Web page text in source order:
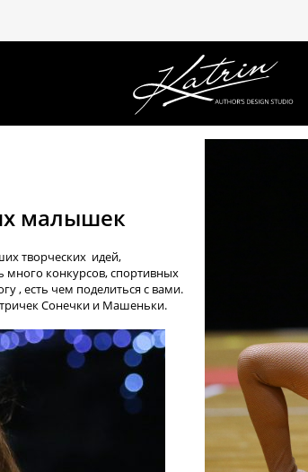
малышек
творческих идей,
много конкурсов, спортивных
, есть чем поделиться с вами.
Сонечки и Машеньки.